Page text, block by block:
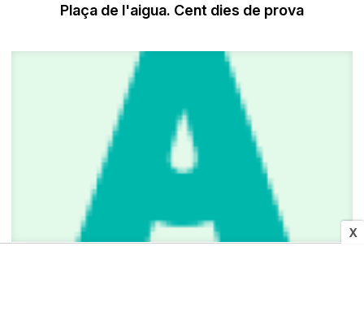
X
Plaça de l'aigua. Cent dies de prova